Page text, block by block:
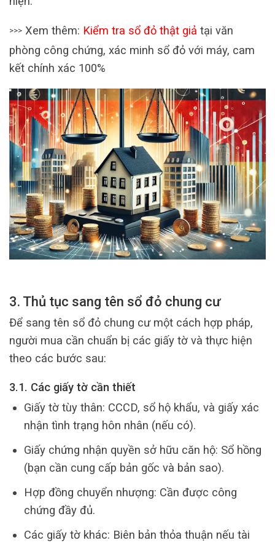
>>> Xem thêm: Kiểm tra sổ đỏ thật giả tại văn
phòng công chứng, xác minh sổ đỏ với máy, cam
kết chính xác 100%
3. Thủ tục sang tên sổ đỏ chung cư
Để sang tên sổ đỏ chung cư một cách hợp pháp,
người mua cần chuẩn bị các giấy tờ và thực hiện
theo các bước sau:
3.1. Các giấy tờ cần thiết
Giấy tờ tùy thân: CCCD, sổ hộ khẩu, và giấy xác
nhận tình trạng hôn nhân (nếu có).
Giấy chứng nhận quyền sở hữu căn hộ: Sổ hồng
(bạn cần cung cấp bản gốc và bản sao).
Hợp đồng chuyển nhượng: Cần được công
chứng đầy đủ.
Các giấy tờ khác: Biên bản thỏa thuận nếu tài